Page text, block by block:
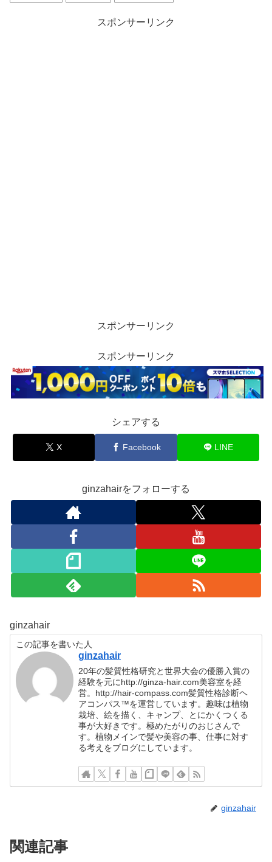
スポンサーリンク
スポンサーリンク
スポンサーリンク
シェアする
X Facebook LINE
ginzahairをフォローする
ginzahair
この記事を書いた人
ginzahair
20年の髪質性格研究と世界大会の優勝入賞の
経験を元にhttp://ginza-hair.com美容室を経
営。http://hair-compass.com髪質性格診断ヘ
アコンパス™︎を運営しています。趣味は植物
栽培、絵を描く、キャンプ、とにかくつくる
事が大好きです。極めたがりのおじさんで
す。植物メインで髪や美容の事、仕事に対す
る考えをブログにしています。
ginzahair
関連記事